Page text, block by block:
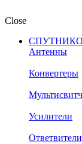
Close
Антенны
Конвертеры
Усилители